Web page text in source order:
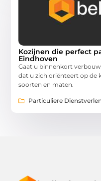
Kozijnen die perfect
Eindhoven
Gaat u binnenkort
dat u zich oriënteert op de
soorten en maten.
Particuliere